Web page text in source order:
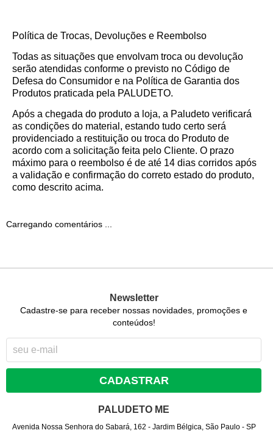
Política de Trocas, Devoluções e Reembolso
Todas as situações que envolvam troca ou devolução
serão atendidas conforme o previsto no Código de
Defesa do Consumidor e na Política de Garantia dos
Produtos praticada pela PALUDETO.
Após a chegada do produto a loja, a Paludeto verificará
as condições do material, estando tudo certo será
providenciado a restituição ou troca do Produto de
acordo com a solicitação feita pelo Cliente. O prazo
máximo para o reembolso é de até 14 dias corridos após
a validação e confirmação do correto estado do produto,
como descrito acima.
Carregando comentários ...
Newsletter
Cadastre-se para receber nossas novidades, promoções e
conteúdos!
CADASTRAR
PALUDETO ME
Avenida Nossa Senhora do Sabará, 162 - Jardim Bélgica, São Paulo- SP